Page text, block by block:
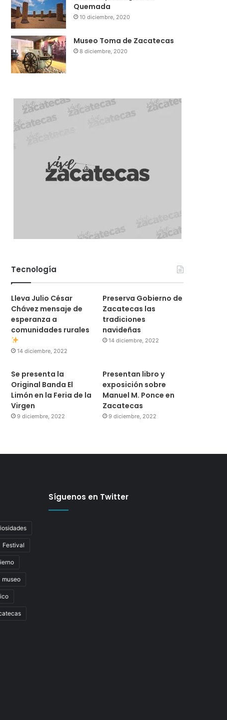
Quemada
10 diciembre, 2020
Museo Toma de Zacatecas
8 diciembre, 2020
Tecnología
Lleva Julio César
Chávez mensaje de
esperanza a
comunidades rurales
14 diciembre, 2022
Preserva Gobierno de
Zacatecas las
tradiciones
navideñas
14 diciembre, 2022
Se presenta la
Original Banda El
Limón en la Feria de la
Virgen
9 diciembre, 2022
Presentan libro y
exposición sobre
Manuel M. Ponce en
Zacatecas
9 diciembre, 2022
Festival
museo
Síguenos en Twitter